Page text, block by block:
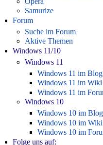
Samurize
Forum
Suche im Forum
Aktive Themen
Windows 11/10
Windows 11
Windows 11 im Blog
Windows 11 im Wiki
Windows 11 im
Windows 10
Windows 10 im Blog
Windows 10 im Wiki
Windows 10 im
Folge uns auf: